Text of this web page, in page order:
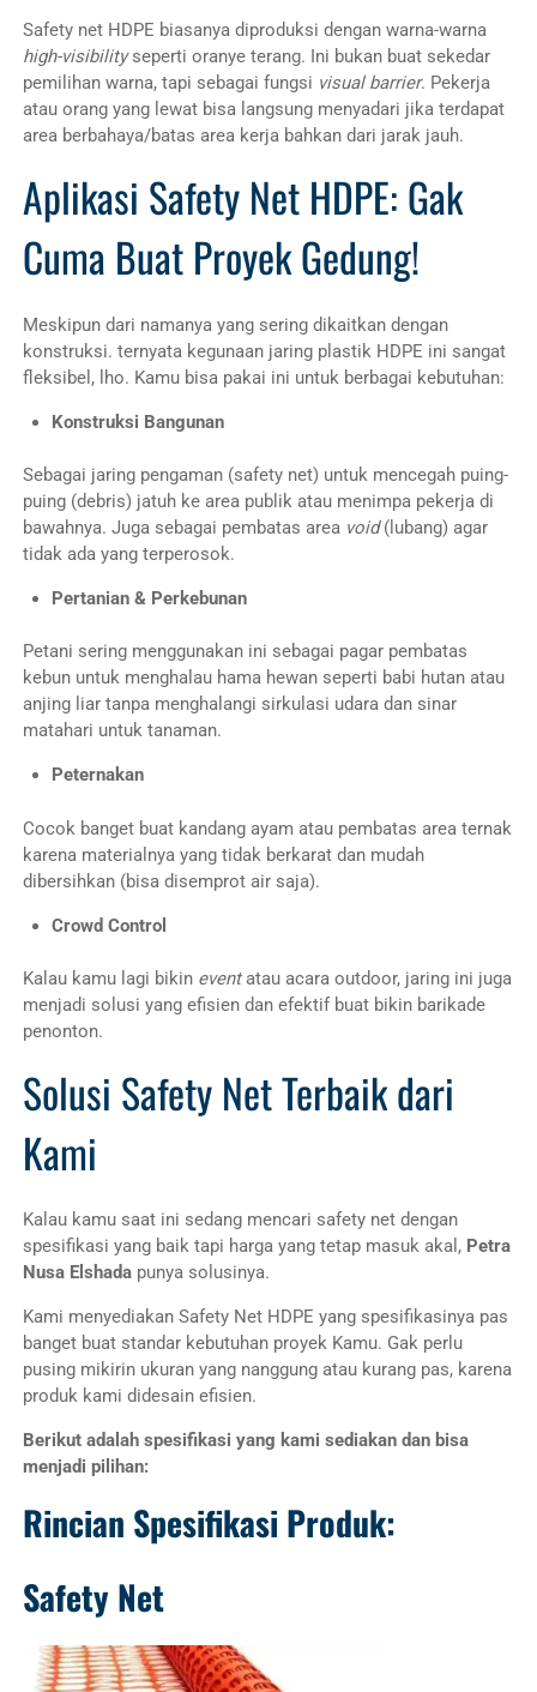
Safety net HDPE biasanya diproduksi dengan warna-warna
high-visibilityseperti oranye terang. Ini bukan buat sekedar
pemilihan warna, tapi sebagai fungsi visual barrier. Pekerja
atau orang yang lewat bisa langsung menyadari jika terdapat
area berbahaya/batas area kerja bahkan dari jarak jauh.
Aplikasi Safety Net HDPE: Gak
Cuma Buat Proyek Gedung!
Meskipun dari namanya yang sering dikaitkan dengan
konstruksi. ternyata kegunaan jaring plastik HDPE ini sangat
fleksibel, lho. Kamu bisa pakai ini untuk berbagai kebutuhan:
Konstruksi Bangunan
Sebagai jaring pengaman (safety net) untuk mencegah puing-
puing (debris) jatuh ke area publik atau menimpa pekerja di
bawahnya. Juga sebagai pembatas area void(lubang) agar
tidak ada yang terperosok.
Pertanian & Perkebunan
Petani sering menggunakan ini sebagai pagar pembatas
kebun untuk menghalau hama hewan seperti babi hutan atau
anjing liar tanpa menghalangi sirkulasi udara dan sinar
matahari untuk tanaman.
Peternakan
Cocok banget buat kandang ayam atau pembatas area ternak
karena materialnya yang tidak berkarat dan mudah
dibersihkan (bisa disemprot air saja).
Crowd Control
Kalau kamu lagi bikin eventatau acara outdoor, jaring ini juga
menjadi solusi yang efisien dan efektif buat bikin barikade
penonton.
Solusi Safety Net Terbaik dari
Kami
Kalau kamu saat ini sedang mencari safety net dengan
spesifikasi yang baik tapi harga yang tetap masuk akal, Petra
Nusa Elshadapunya solusinya.
Kami menyediakan Safety Net HDPE yang spesifikasinya pas
banget buat standar kebutuhan proyek Kamu. Gak perlu
pusing mikirin ukuran yang nanggung atau kurang pas, karena
produk kami didesain efisien.
Berikut adalah spesifikasi yang kami sediakan dan bisa
menjadi pilihan:
Rincian Spesifikasi Produk:
Safety Net